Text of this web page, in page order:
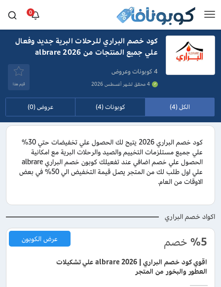
0
كود خصم البراري للرحلات البرية جديد وفعال
علي جميع المنتجات من albrare 2026
4 كوبونات وعروض
4 محقق لشهر أغسطس 2026 قيَم هذا
الكل (4) كوبونات (4) عروض (0)
كود خصم البراري 2026 يتيح لك الحصول علي تخفيضات حتي 30%
علي جميع مستلزمات التخييم والصيد والرحلات البرية مع امكانية
الحصول علي خصم اضافي عند تفعيلك كوبون خصم البراري albrare
علي اول طلب لك من المتجر يصل قيمة التخفيض الي 50% في بعض
الاوقات من العام.
اكواد خصم البراري
%5 خصم
اقوي كود خصم البراري | albrare 2026 علي تشكيلات
العطور والبخور من المتجر
عرض الكوبون